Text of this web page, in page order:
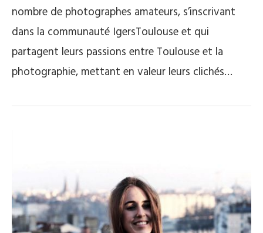
nombre de photographes amateurs, s’inscrivant
dans la communauté IgersToulouse et qui
partagent leurs passions entre Toulouse et la
photographie, mettant en valeur leurs clichés…